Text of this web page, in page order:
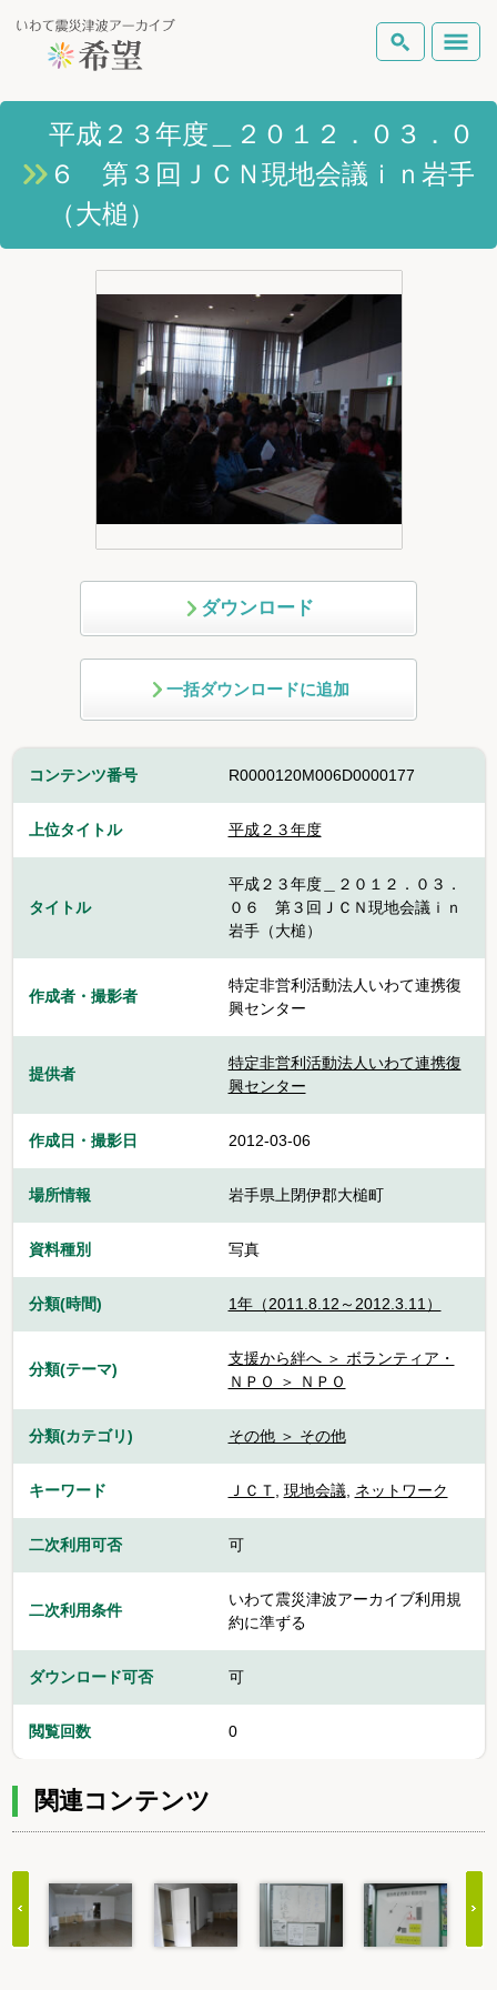
いわて震災津波アーカイブとは
岩手県の被害状況
ピックアップコンテンツ
Foreign Laguage
検索
テーマから探す
平成２３年度＿２０１２．０３．０
６ 第３回ＪＣＮ現地会議ｉｎ岩手
（大槌）
ダウンロード
一括ダウンロードに追加
コンテンツ番号 R0000120M006D0000177
上位タイトル 平成２３年度
タイトル
平成２３年度＿２０１２．０３．
０６ 第３回ＪＣＮ現地会議ｉｎ
岩手（大槌）
作成者・撮影者
特定非営利活動法人いわて連携復
興センター
提供者
特定非営利活動法人いわて連携復
興センター
作成日・撮影日 2012-03-06
場所情報 岩手県上閉伊郡大槌町
資料種別 写真
分類(時間) 1年（2011.8.12～2012.3.11）
分類(テーマ)
支援から絆へ ＞ ボランティア・
ＮＰＯ ＞ ＮＰＯ
分類(カテゴリ) その他 ＞ その他
キーワード ＪＣＴ , 現地会議, ネットワーク
二次利用可否 可
二次利用条件
いわて震災津波アーカイブ利用規
約に準ずる
ダウンロード可否 可
閲覧回数 0
関連コンテンツ